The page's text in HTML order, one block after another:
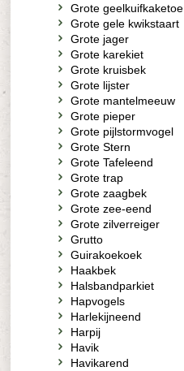
Grote geelkuifkaketoe
Grote gele kwikstaart
Grote jager
Grote karekiet
Grote kruisbek
Grote lijster
Grote mantelmeeuw
Grote pieper
Grote pijlstormvogel
Grote Stern
Grote Tafeleend
Grote trap
Grote zaagbek
Grote zee-eend
Grote zilverreiger
Grutto
Guirakoekoek
Haakbek
Halsbandparkiet
Hapvogels
Harlekijneend
Harpij
Havik
Havikarend